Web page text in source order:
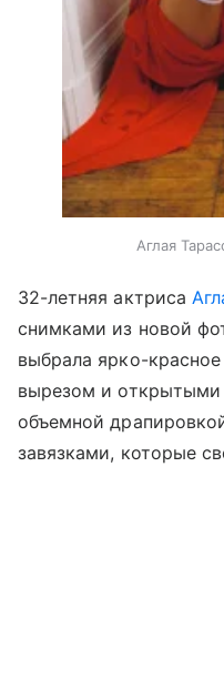
Аглая
32-летняя актриса
снимками из новой
выбрала ярко-
вырезом и
объемной
завязками, которые